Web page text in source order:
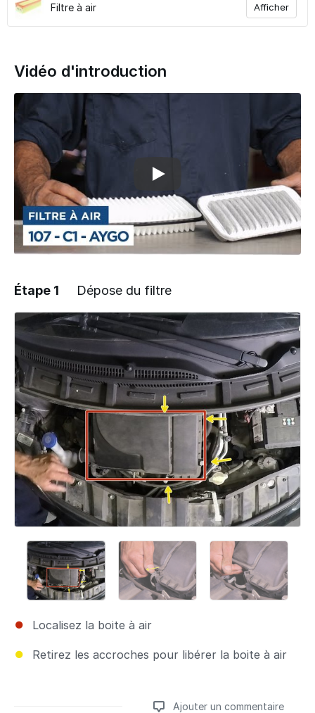
Filtre à air Afficher
Vidéo d'introduction
Étape 1 Dépose du filtre
Localisez la boite à air
Retirez les accroches pour libérer la boite à air
Ajouter un commentaire